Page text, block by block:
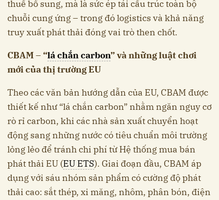
thuế bổ sung, mà là sức ép tái cấu trúc toàn bộ
chuỗi cung ứng – trong đó logistics và khả năng
truy xuất phát thải đóng vai trò then chốt.
CBAM – “lá chắn carbon” và những luật chơi
mới của thị trường EU
Theo các văn bản hướng dẫn của EU, CBAM được
thiết kế như “lá chắn carbon” nhằm ngăn nguy cơ
rò rỉ carbon, khi các nhà sản xuất chuyển hoạt
động sang những nước có tiêu chuẩn môi trường
lỏng lẻo để tránh chi phí từ Hệ thống mua bán
phát thải EU (EU ETS). Giai đoạn đầu, CBAM áp
dụng với sáu nhóm sản phẩm có cường độ phát
thải cao: sắt thép, xi măng, nhôm, phân bón, điện